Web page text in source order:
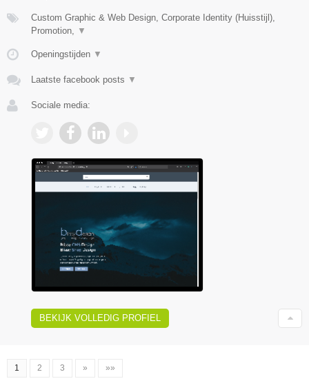
Custom Graphic & Web Design, Corporate Identity (Huisstijl),
Promotion,
▼
Openingstijden ▼
Laatste facebook posts ▼
Sociale media:
BEKIJK VOLLEDIG PROFIEL
1 2 3 » »»